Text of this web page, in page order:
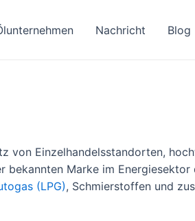
Nachricht Blog
von Einzelhandelsstandorten,
Marke im
(LPG), Schmierstoffen und